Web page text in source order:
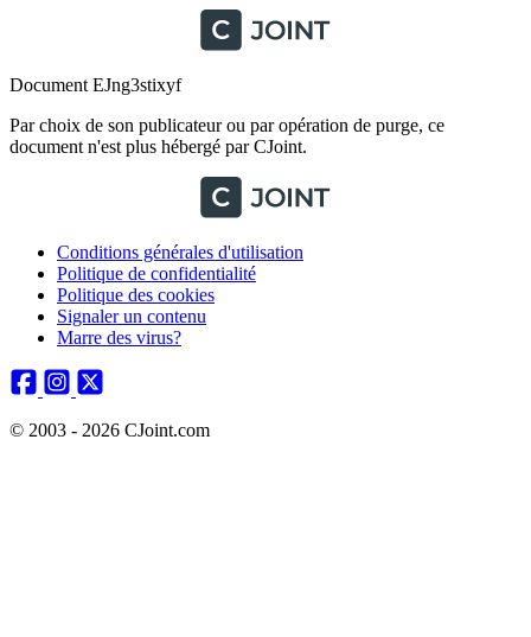
Document EJng3stixyf
Par choix de son publicateur ou par opération de purge, ce
document n'est plus hébergé par CJoint.
Conditions générales d'utilisation
Politique de confidentialité
Politique des cookies
Signaler un contenu
Marre des virus?
© 2003 - 2026 CJoint.com